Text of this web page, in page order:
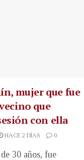
mujer que fue
que
con ella
HACE 2 DÍAS 0
30 años, fue